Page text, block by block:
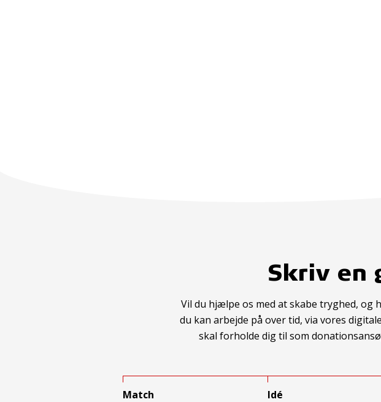
Skriv en
Vil du hjælpe os med at skabe tryghed, og
du kan arbejde på over tid, via vores
skal forholde dig til som
Match Idé